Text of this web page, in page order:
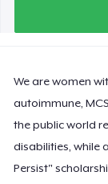
We are women
autoimmune,
the public world
disabilities, while
Persist"